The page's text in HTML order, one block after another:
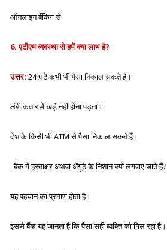
ऑनलाइन बैंकिंग से
6. एटीएम व्यवस्था से हमें क्या लाभ है?
उत्तर: 24 घंटे कभी भी पैसा निकाल सकते हैं।
लंबी कतार में खड़े नहीं होना पड़ता।
देश के किसी भी ATM से पैसा निकाल सकते हैं।
. बैंक में हस्ताक्षर अथवा अँगूठे के निशान क्यों लगवाए जाते हैं?
यह पहचान का प्रमाण होता है।
इससे बैंक यह जानता है कि पैसा सही व्यक्ति को मिल रहा है।